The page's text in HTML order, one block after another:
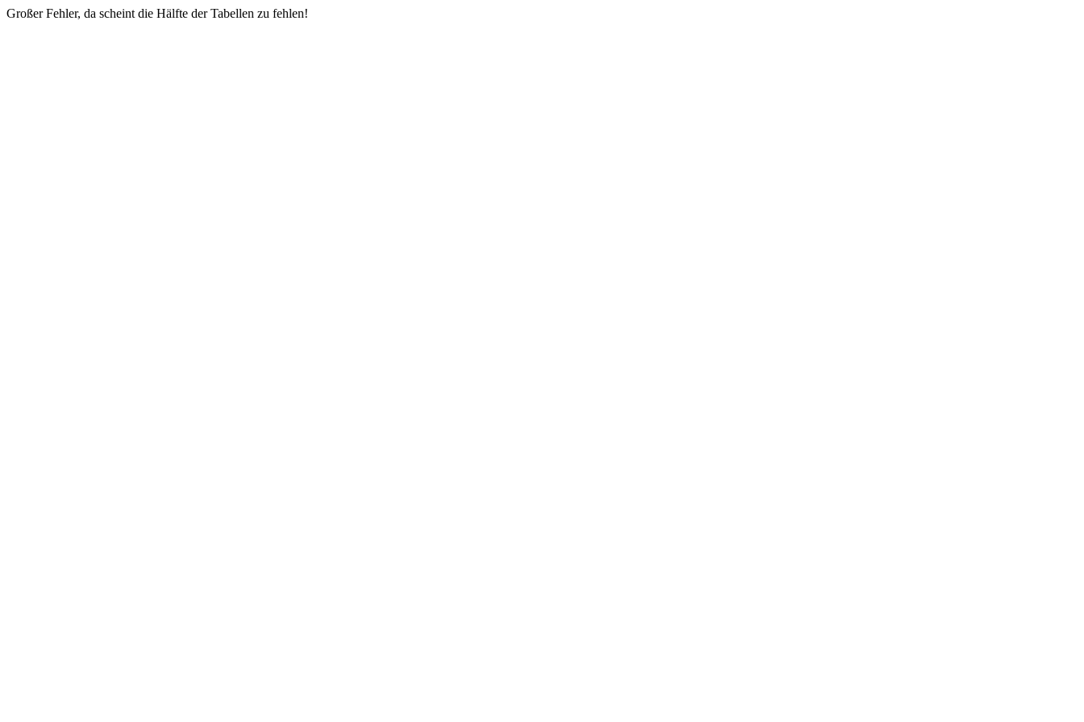
Großer Fehler, da scheint die Hälfte der Tabellen zu fehlen!